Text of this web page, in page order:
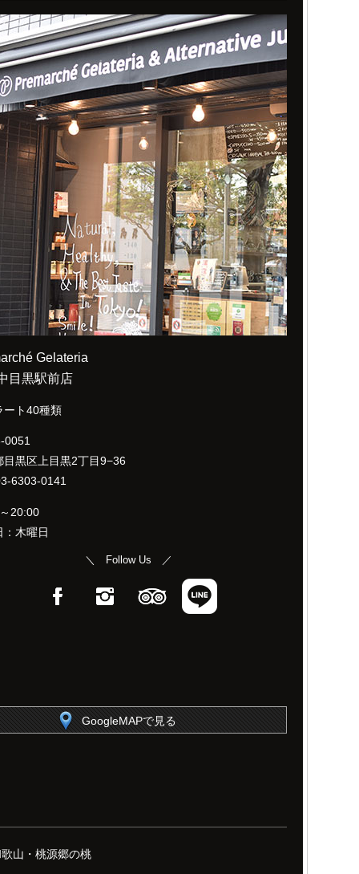
Gelateria
目黒駅前店
ート40種類
0051
目黒区上目黒2丁目9−36
6303-0141
20:00
：木曜日
＼ Follow Us ／
Facebook Instagram TripAdvisor
GoogleMAPで見る
山・桃源郷の桃